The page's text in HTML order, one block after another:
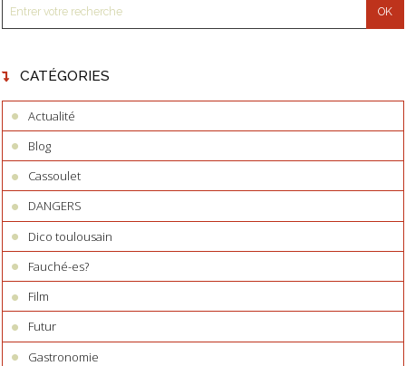
CATÉGORIES
Actualité
Blog
Cassoulet
DANGERS
Dico toulousain
Fauché-es?
Film
Futur
Gastronomie